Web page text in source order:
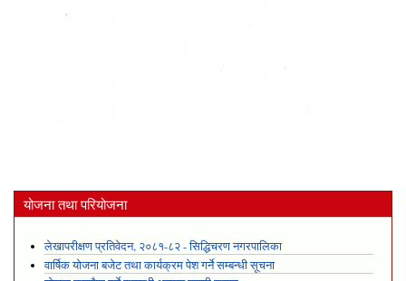
योजना तथा परियोजना
लेखापरीक्षण प्रतिवेदन, २०८१-८२ - सिद्धिचरण नगरपालिका
वार्षिक योजना बजेट तथा कार्यक्रम पेश गर्ने सम्बन्धी सूचना